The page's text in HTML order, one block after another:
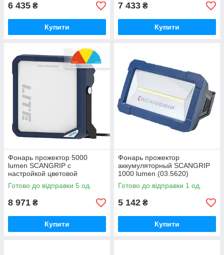
6 435 ₴
Купити
7 433 ₴
Купити
Фонарь прожектор 5000
lumen SCANGRIP с
настройкой цветовой
температуры (03.5459)
Готово до відправки 5 од.
8 971 ₴
Купити
Фонарь прожектор
аккумуляторный SCANGRIP
1000 lumen (03.5620)
Готово до відправки 1 од.
5 142 ₴
Купити